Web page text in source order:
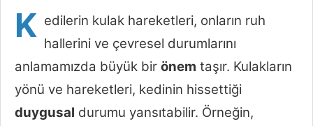
K edilerin kulak hareketleri, onların ruh
hallerini ve çevresel durumlarını
anlamamızda büyük bir önem taşır. Kulakların
yönü ve hareketleri, kedinin hissettiği
duygusal durumu yansıtabilir. Örneğin,